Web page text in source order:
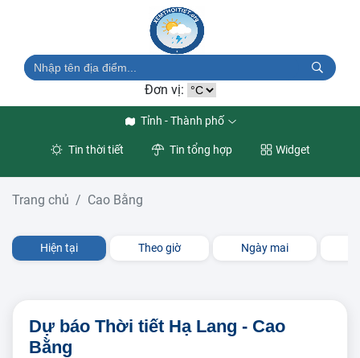
Đơn vị:
Tỉnh - Thành phố
Tin thời tiết Tin tổng hợp Widget
Trang chủ Cao Bằng
Hiện tại Theo giờ Ngày mai
Dự báo Thời tiết Hạ Lang - Cao
Bằng